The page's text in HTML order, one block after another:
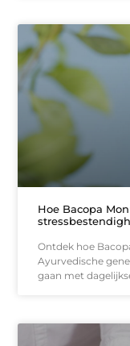
Hoe Bacopa
Ontdek hoe
Ayurvedische
gaan met